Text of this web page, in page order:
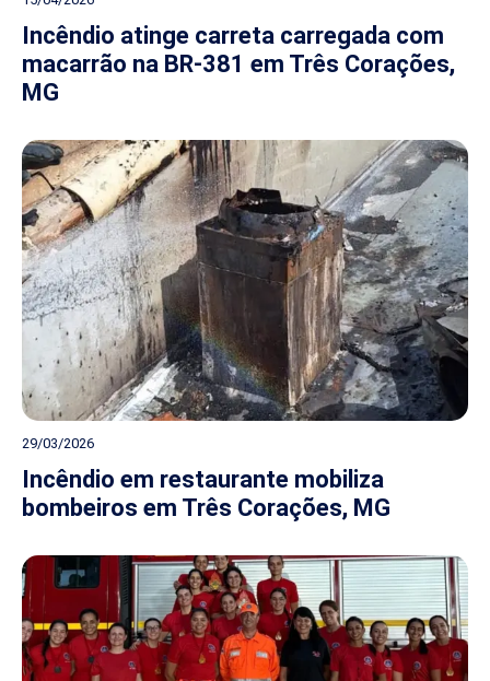
Incêndio atinge carreta carregada com
macarrão na BR-381 em Três Corações,
MG
29/03/2026
Incêndio em restaurante mobiliza
bombeiros em Três Corações, MG